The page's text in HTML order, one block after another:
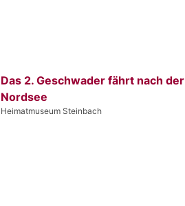
Das 2. Geschwader fährt nach der
Nordsee
Heimatmuseum Steinbach